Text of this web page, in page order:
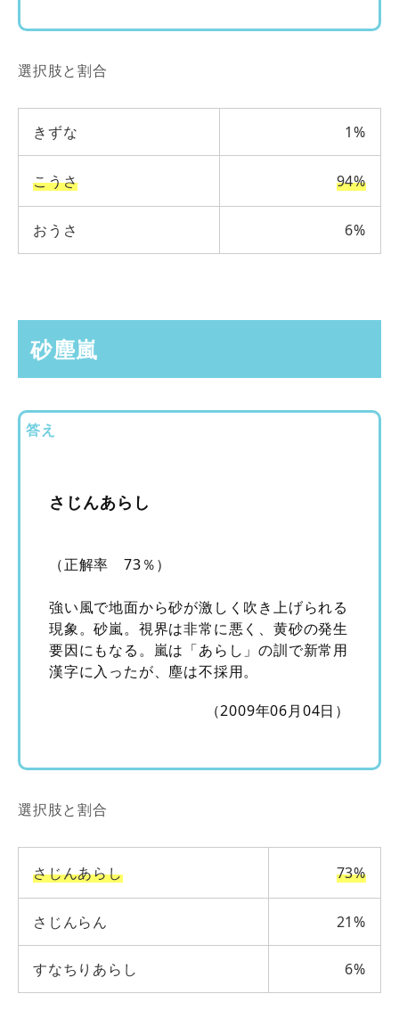
選択肢と割合
きずな 1%
こうさ 94%
おうさ 6%
砂塵嵐
答え
さじんあらし
（正解率 73％）
強い風で地面から砂が激しく吹き上げられる
現象。砂嵐。視界は非常に悪く、黄砂の発生
要因にもなる。嵐は「あらし」の訓で新常用
漢字に入ったが、塵は不採用。
（2009年06月04日）
選択肢と割合
さじんあらし 73%
さじんらん 21%
すなちりあらし 6%